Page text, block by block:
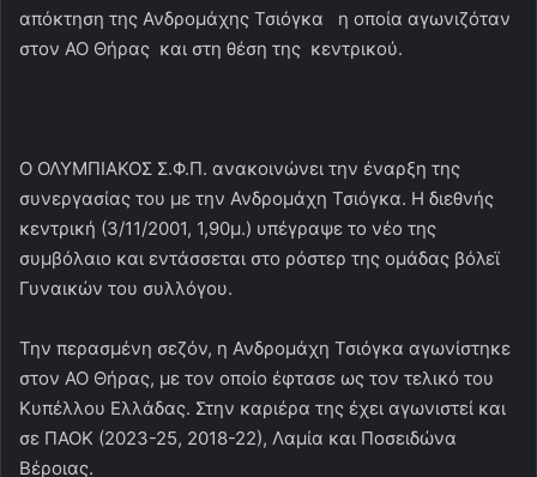
απόκτηση της Ανδρομάχης Τσιόγκα η οποία αγωνιζόταν
στον ΑΟ Θήρας και στη θέση της κεντρικού.
Ο ΟΛΥΜΠΙΑΚΟΣ Σ.Φ.Π. ανακοινώνει την έναρξη της
συνεργασίας του με την Ανδρομάχη Τσιόγκα. Η διεθνής
κεντρική (3/11/2001, 1,90μ.) υπέγραψε το νέο της
συμβόλαιο και εντάσσεται στο ρόστερ της ομάδας βόλεϊ
Γυναικών του συλλόγου.
Την περασμένη σεζόν, η Ανδρομάχη Τσιόγκα αγωνίστηκε
στον ΑΟ Θήρας, με τον οποίο έφτασε ως τον τελικό του
Κυπέλλου Ελλάδας. Στην καριέρα της έχει αγωνιστεί και
σε ΠΑΟΚ (2023-25, 2018-22), Λαμία και Ποσειδώνα
Βέροιας.